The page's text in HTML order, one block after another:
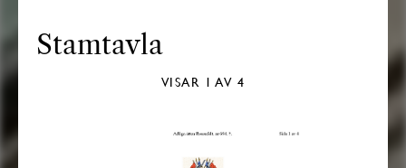
Stamtavla
VISAR 1 AV 4